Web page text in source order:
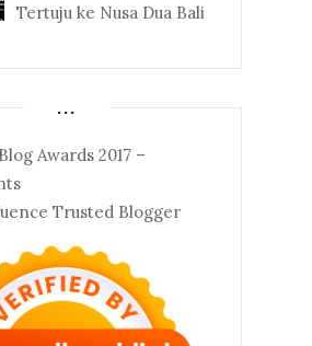
Tertuju ke Nusa Dua Bali
...